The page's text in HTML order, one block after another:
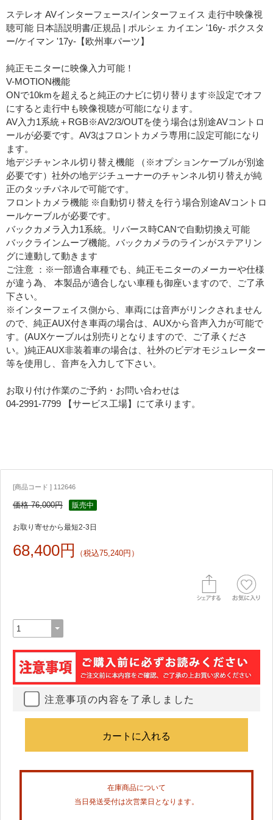
ステレオ AVインターフェース/インターフェイス 走行中映像視
聴可能 日本語説明書/正規品 | ポルシェ カイエン '16y- ボクスタ
ー/ケイマン '17y-【欧州車パーツ】
純正モニターに映像入力可能！
V-MOTION機能
ONで10kmを超えると純正のナビに切り替ります※設定でオフ
にすると走行中も映像視聴が可能になります。
AV入力1系統＋RGB※AV2/3/OUTを使う場合は別途AVコントロ
ールが必要です。AV3はフロントカメラ専用に設定可能になり
ます。
地デジチャンネル切り替え機能 （※オプションケーブルが別途
必要です）社外の地デジチューナーのチャンネル切り替えが純
正のタッチパネルで可能です。
フロントカメラ機能 ※自動切り替えを行う場合別途AVコントロ
ールケーブルが必要です。
バックカメラ入力1系統。リバース時CANで自動切換え可能
バックラインムーブ機能。バックカメラのラインがステアリン
グに連動して動きます
ご注意 ：※一部適合車種でも、純正モニターのメーカーや仕様
が違う為、 本製品が適合しない車種も御座いますので、ご了承
下さい。
※インターフェイス側から、車両には音声がリンクされません
ので、純正AUX付き車両の場合は、AUXから音声入力が可能で
す。(AUXケーブルは別売りとなりますので、ご了承くださ
い。)純正AUX非装着車の場合は、社外のビデオモジュレーター
等を使用し、音声を入力して下さい。
お取り付け作業のご予約・お問い合わせは
04-2991-7799 【サービス工場】にて承ります。
[商品コード ] 112646
価格 76,000円 販売中
お取り寄せから最短2-3日
68,400円 （税込75,240円）
注意事項の内容を了承しました
在庫商品について
当日発送受付は次営業日となります。